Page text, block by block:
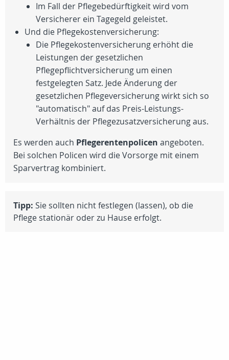
Im Fall der Pflegebedürftigkeit wird vom
Versicherer ein Tagegeld geleistet.
Und die Pflegekostenversicherung:
Die Pflegekostenversicherung erhöht die
Leistungen der gesetzlichen
Pflegepflichtversicherung um einen
festgelegten Satz. Jede Änderung der
gesetzlichen Pflegeversicherung wirkt sich so
"automatisch" auf das Preis-Leistungs-
Verhältnis der Pflegezusatzversicherung aus.
Es werden auch Pflegerentenpolicen angeboten.
Bei solchen Policen wird die Vorsorge mit einem
Sparvertrag kombiniert.
Tipp: Sie sollten nicht festlegen (lassen), ob die
Pflege stationär oder zu Hause erfolgt.